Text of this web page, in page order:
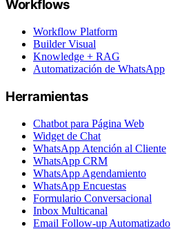
Workflows
Workflow Platform
Builder Visual
Knowledge + RAG
Automatización de WhatsApp
Herramientas
Chatbot para Página Web
Widget de Chat
WhatsApp Atención al Cliente
WhatsApp CRM
WhatsApp Agendamiento
WhatsApp Encuestas
Formulario Conversacional
Inbox Multicanal
Email Follow-up Automatizado